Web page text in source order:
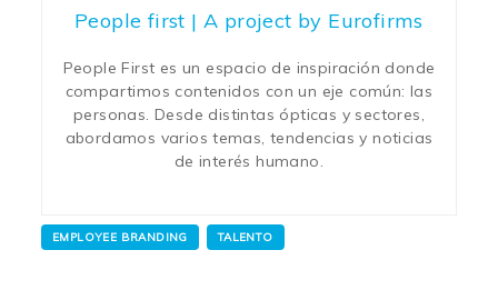
People first | A project by Eurofirms
People First es un espacio de inspiración donde
compartimos contenidos con un eje común: las
personas. Desde distintas ópticas y sectores,
abordamos varios temas, tendencias y noticias
de interés humano.
EMPLOYEE BRANDING TALENTO